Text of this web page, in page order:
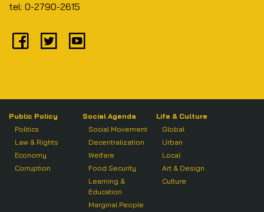
tel: 0-2790-2615
Public Policy
Politics
Law & Rights
Economy
Corruption
Social Agenda
Social Movement
Decentralization
Welfare
Food Security
Learning &
Education
Marginal People
Life & Culture
Global
Urban
Local
Art & Design
Culture